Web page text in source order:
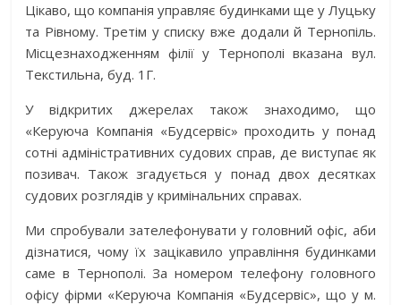
Цікаво, що компанія управляє будинками ще у Луцьку
та Рівному. Третім у списку вже додали й Тернопіль.
Місцезнаходженням філії у Тернополі вказана вул.
Текстильна, буд. 1Г.
У відкритих джерелах також знаходимо, що
«Керуюча Компанія «Будсервіс» проходить у понад
сотні адміністративних судових справ, де виступає як
позивач. Також згадується у понад двох десятках
судових розглядів у кримінальних справах.
Ми спробували зателефонувати у головний офіс, аби
дізнатися, чому їх зацікавило управління будинками
саме в Тернополі. За номером телефону головного
офісу фірми «Керуюча Компанія «Будсервіс», що у м.